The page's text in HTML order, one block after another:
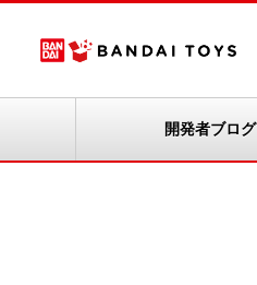
開発者ブログ